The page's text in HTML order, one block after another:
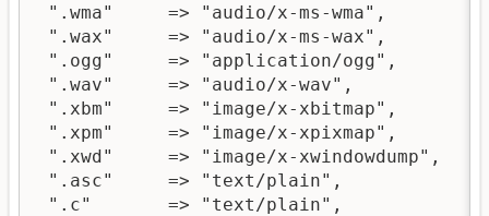
".wma"     => "audio/x-ms-wma",
".wax"     => "audio/x-ms-wax",
".ogg"     => "application/ogg",
".wav"     => "audio/x-wav",
".xbm"     => "image/x-xbitmap",
".xpm"     => "image/x-xpixmap",
".xwd"     => "image/x-xwindowdump",
".asc"     => "text/plain",
".c"       => "text/plain",